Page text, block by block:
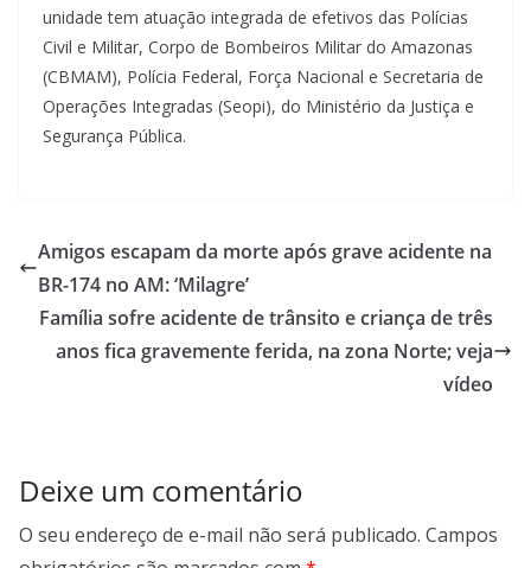
unidade tem atuação integrada de efetivos das Polícias
Civil e Militar, Corpo de Bombeiros Militar do Amazonas
(CBMAM), Polícia Federal, Força Nacional e Secretaria de
Operações Integradas (Seopi), do Ministério da Justiça e
Segurança Pública.
Amigos escapam da morte após grave acidente na
BR-174 no AM: ‘Milagre’
Família sofre acidente de trânsito e criança de três
anos fica gravemente ferida, na zona Norte; veja
vídeo
Deixe um comentário
O seu endereço de e-mail não será publicado. Campos